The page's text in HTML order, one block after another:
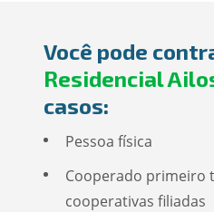
Você pode
Residencial
casos:
Pessoa física
Cooperado primeiro
cooperativas filiadas